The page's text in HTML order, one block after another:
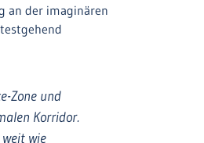
an der imaginären
Zone und
Korridor.
wie